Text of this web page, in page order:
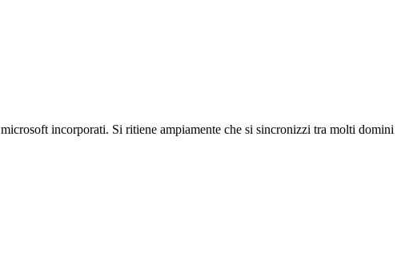
incorporati. Si ritiene ampiamente che si sincronizzi tra molti domini